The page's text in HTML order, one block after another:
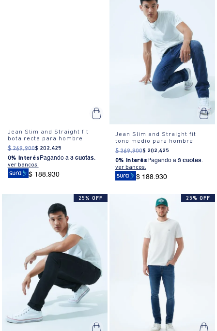
Jean Slim and Straight fit
bota recta para hombre
$ 269.900$ 202.425
0% Interés Pagando a 3 cuotas.
ver bancos.
$ 188.930
Jean Slim and Straight fit
tono medio para hombre
$ 269.900$ 202.425
0% Interés Pagando a 3 cuotas.
ver bancos.
$ 188.930
25% OFF 25% OFF